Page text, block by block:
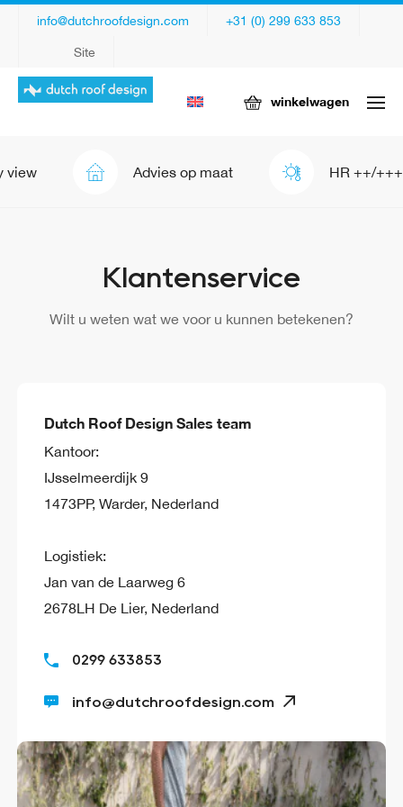
info@dutchroofdesign.com +31 (0) 299 633 853
Site
winkelwagen
Advies op maat HR ++/+++
Klantenservice
Wilt u weten wat we voor u kunnen betekenen?
Dutch Roof Design Sales team
Kantoor:
IJsselmeerdijk 9
1473PP, Warder, Nederland
Logistiek:
Jan van de Laarweg 6
2678LH De Lier, Nederland
0299 633853
info@dutchroofdesign.com